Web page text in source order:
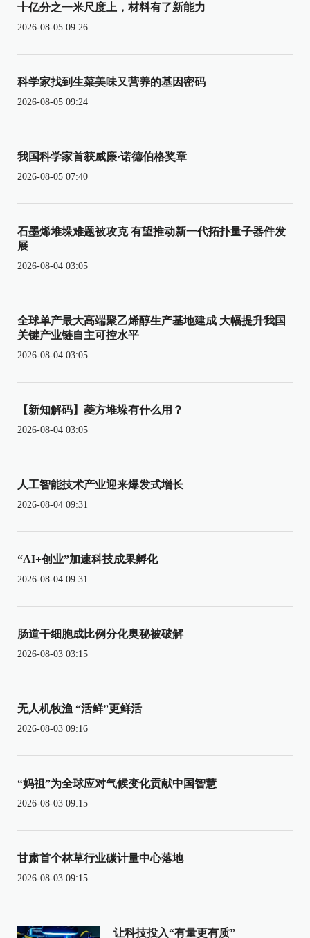
十亿分之一米尺度上，材料有了新能力
2026-08-05 09:26
科学家找到生菜美味又营养的基因密码
2026-08-05 09:24
我国科学家首获威廉·诺德伯格奖章
2026-08-05 07:40
石墨烯堆垛难题被攻克 有望推动新一代拓扑量子器件发
展
2026-08-04 03:05
全球单产最大高端聚乙烯醇生产基地建成 大幅提升我国
关键产业链自主可控水平
2026-08-04 03:05
【新知解码】菱方堆垛有什么用？
2026-08-04 03:05
人工智能技术产业迎来爆发式增长
2026-08-04 09:31
“AI+创业”加速科技成果孵化
2026-08-04 09:31
肠道干细胞成比例分化奥秘被破解
2026-08-03 03:15
无人机牧渔 “活鲜”更鲜活
2026-08-03 09:16
“妈祖”为全球应对气候变化贡献中国智慧
2026-08-03 09:15
甘肃首个林草行业碳计量中心落地
2026-08-03 09:15
让科技投入“有量更有质”